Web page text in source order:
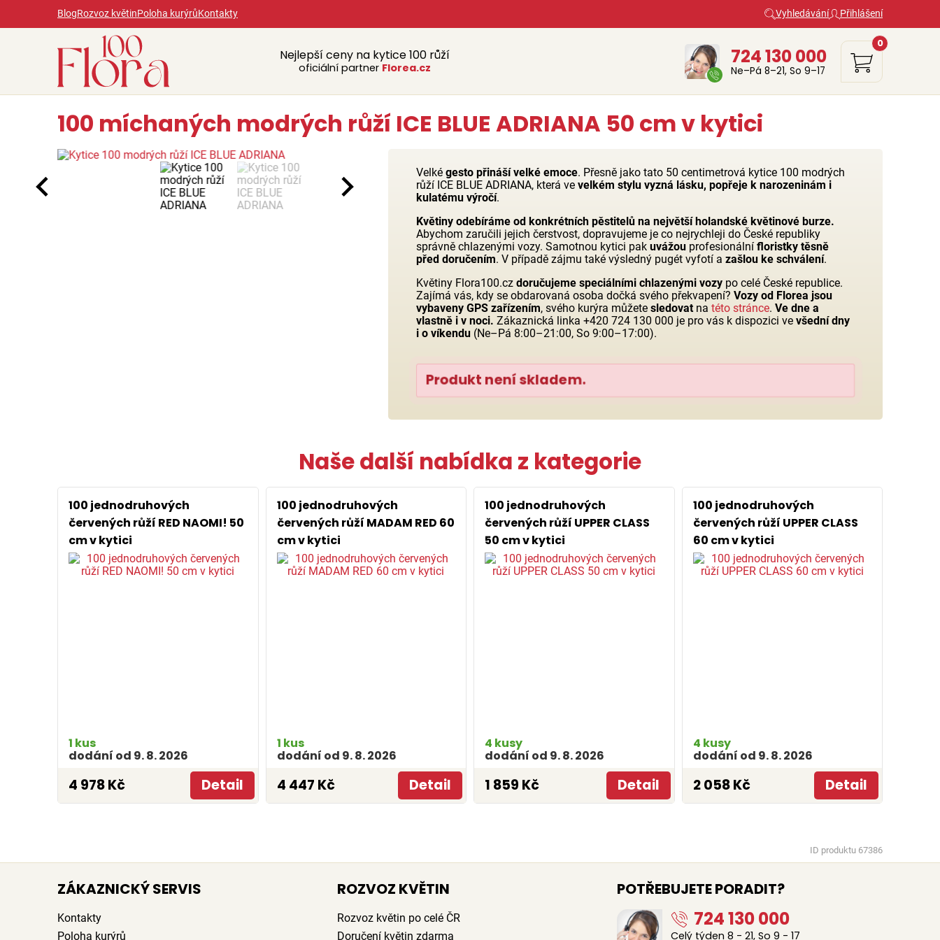
BlogRozvoz květinPoloha kurýrůKontakty Vyhledávání Přihlášení
Nejlepší ceny na kytice 100 růží
oficiální partner Florea.cz 724 130 000
Ne–Pá 8–21, So 9–17
0
100 míchaných modrých růží ICE BLUE ADRIANA 50 cm v kytici
Velkégesto přináší velké emoce. Přesně jako tato 50 centimetrová kytice 100 modrých
růží ICE BLUE ADRIANA, která vevelkém stylu vyzná lásku, popřeje k narozeninám i
kulatému výročí.
Květiny odebíráme od konkrétních pěstitelů na největší holandské květinové burze.
Abychom zaručili jejich čerstvost, dopravujeme je co nejrychleji do České republiky
správně chlazenými vozy. Samotnou kytici pakuvážou profesionálnífloristky těsně
před doručením. V případě zájmu také výsledný pugét vyfotí azašlou ke schválení.
Květiny Flora100.czdoručujeme speciálními chlazenými vozy po celé České republice.
Zajímá vás, kdy se obdarovaná osoba dočká svého překvapení?Vozy od Florea jsou
vybaveny GPS zařízením, svého kurýra můžetesledovatnatéto stránce.Ve dne a
vlastně i v noci. Zákaznická linka +420 724 130 000 je pro vás k dispozici vevšední dny
i o víkendu (Ne–Pá 8:00–21:00, So 9:00–17:00).
Produkt není skladem.
Naše další nabídka z kategorie
100 jednodruhových
červených růží RED NAOMI! 50
cm v kytici
1 kus
dodání od 9. 8. 2026
4 978 Kč Detail
100 jednodruhových
červených růží MADAM RED 60
cm v kytici
1 kus
dodání od 9. 8. 2026
4 447 Kč Detail
100 jednodruhových
červených růží UPPER CLASS
50 cm v kytici
4 kusy
dodání od 9. 8. 2026
1 859 Kč Detail
100 jednodruhových
červených růží UPPER CLASS
60 cm v kytici
4 kusy
dodání od 9. 8. 2026
2 058 Kč Detail
ID produktu 67386
ZÁKAZNICKÝ SERVIS
Kontakty
Poloha kurýrů
ROZVOZ KVĚTIN
Rozvoz květin po celé ČR
Doručení květin zdarma
POTŘEBUJETE PORADIT?
724 130 000
Celý týden 8 - 21, So 9 - 17